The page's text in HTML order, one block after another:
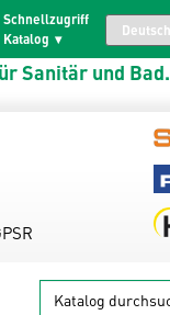
Schnellzugriff
Katalog
Sanitär und Bad.
Katalog
durchsuchen